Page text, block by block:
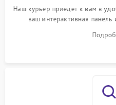
Наш курьер приедет к вам в
ваш интерактивная панель